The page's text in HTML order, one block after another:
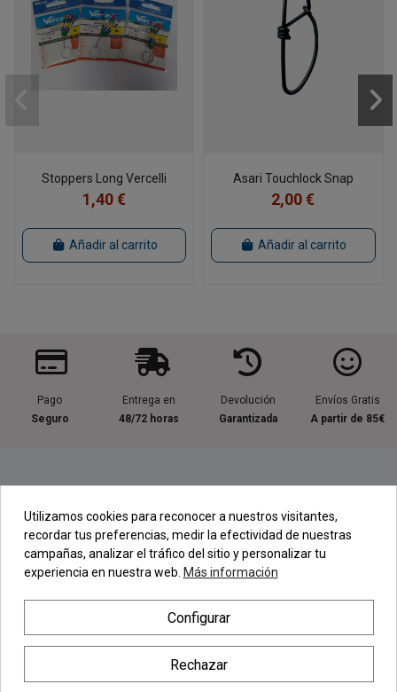
Stoppers Long Vercelli
1,40 €
Añadir al carrito
Asari Touchlock Snap
2,00 €
Añadir al carrito
Pago
Seguro
Entrega en
48/72 horas
Devolución
Garantizada
Envíos Gratis
A partir de 85€
Contacta con nosotros
Regístrate en nuestra Newsletter
Newsletter
Utilizamos cookies para reconocer a nuestros visitantes,
recordar tus preferencias, medir la efectividad de nuestras
campañas, analizar el tráfico del sitio y personalizar tu
experiencia en nuestra web. Más información
Configurar
Rechazar